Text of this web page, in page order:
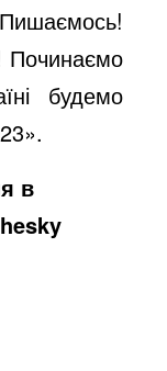
Починаємо
будемо
в